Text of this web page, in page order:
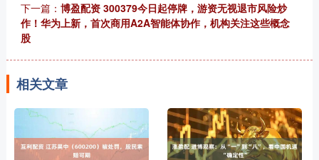
下一篇： 博盈配资 300379今日起停牌，游资无视退市风险炒
作！华为上新，首次商用A2A智能体协作，机构关注这些概念
股
相关文章